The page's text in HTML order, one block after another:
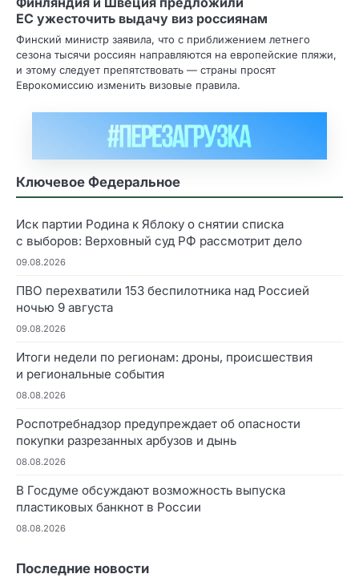
ЕС ужесточить выдачу виз россиянам
Финский министр заявила, что с приближением летнего
сезона тысячи россиян направляются на европейские пляжи,
и этому следует препятствовать — страны просят
Еврокомиссию изменить визовые правила.
Ключевое Федеральное
Иск партии Родина к Яблоку о снятии списка
с выборов: Верховный суд РФ рассмотрит дело
09.08.2026
ПВО перехватили 153 беспилотника над Россией
ночью 9 августа
09.08.2026
Итоги недели по регионам: дроны, происшествия
и региональные события
08.08.2026
Роспотребнадзор предупреждает об опасности
покупки разрезанных арбузов и дынь
08.08.2026
В Госдуме обсуждают возможность выпуска
пластиковых банкнот в России
08.08.2026
Последние новости